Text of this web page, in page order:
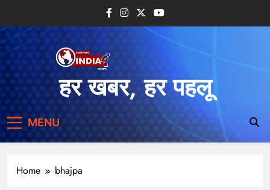
content
हर खबर, हर पहलू
MENU
Home bhajpa